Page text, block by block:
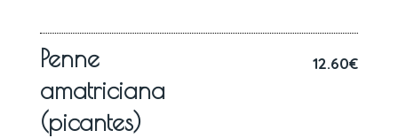
Penne
amatriciana
(picantes)
12.60€